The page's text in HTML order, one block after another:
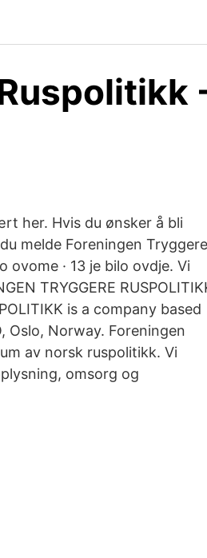
her. Hvis du ønsker å bli
melde Foreningen Tryggere
ovome · 13 je bilo ovdje. Vi
TRYGGERE
is a company based
Oslo, Norway. Foreningen
av norsk ruspolitikk. Vi
omsorg og